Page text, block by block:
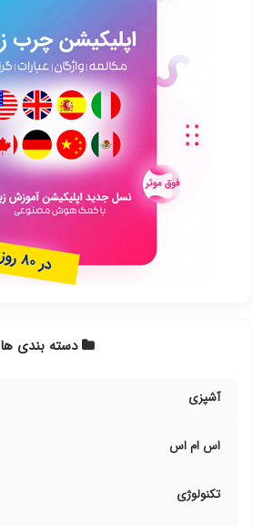
دسته بندی ها
آشپزی
اس ام اس
تکنولوژی